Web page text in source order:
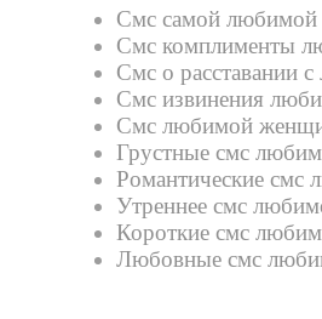
Смс самой любимой
Смс комплименты
Смс о расставании
Смс извинения
Смс любимой
Грустные смс
Романтические смс
Утреннее смс
Короткие смс
Любовные смс